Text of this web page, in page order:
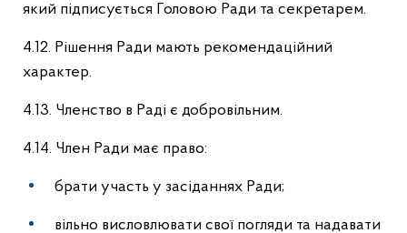
який підписується Головою Ради та секретарем.
4.12. Рішення Ради мають рекомендаційний
характер.
4.13. Членство в Раді є добровільним.
4.14. Член Ради має право:
брати участь у засіданнях Ради;
вільно висловлювати свої погляди та надавати